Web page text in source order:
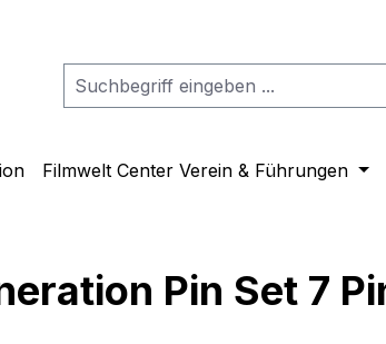
Filmwelt Center Verein & Führungen
Pin Set 7